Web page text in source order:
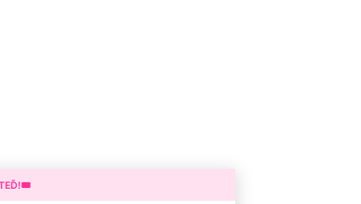
TEĎ!🎟️